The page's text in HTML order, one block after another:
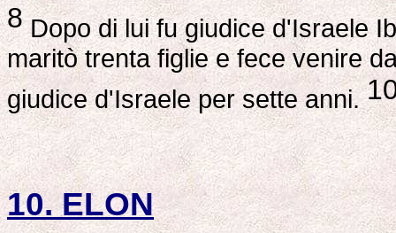
8Dopo di lui fu giudice d'Israele
maritò trenta figlie e fece venire
giudice d'Israele per sette anni.
10. ELON